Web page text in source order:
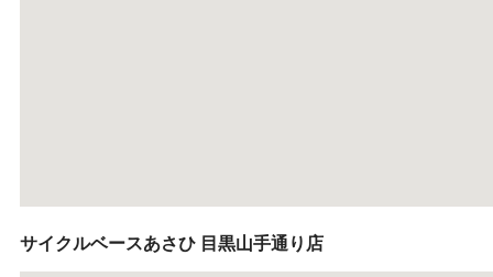
サイクルベースあさひ 目黒山手通り店